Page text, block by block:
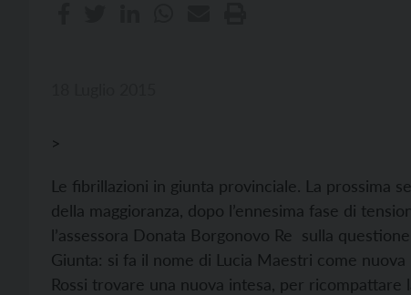
>
Le fibrillazioni in giunta provinciale. La prossima
della maggioranza, dopo l’ennesima fase di
l’assessora Donata Borgonovo Re sulla
Giunta: si fa il nome di Lucia Maestri come
Rossi trovare una nuova intesa, per